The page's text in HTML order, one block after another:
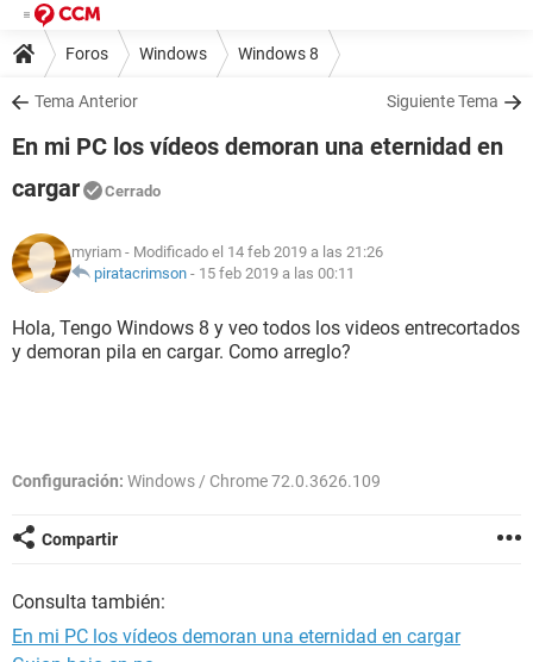
Foros Windows Windows 8
Tema Anterior Siguiente Tema
En mi PC los vídeos demoran una eternidad en
cargar
Cerrado
myriam - Modificado el 14 feb 2019 a las 21:26
piratacrimson - 15 feb 2019 a las 00:11
Hola, Tengo Windows 8 y veo todos los videos entrecortados
y demoran pila en cargar. Como arreglo?
Configuración: Windows / Chrome 72.0.3626.109
Compartir
Consulta también:
En mi PC los vídeos demoran una eternidad en cargar